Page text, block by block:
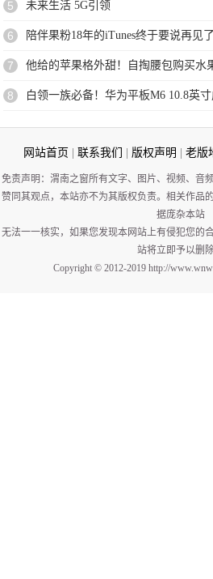
5 未来生活 5G引领
6 陪伴果粉18年的iTunes终于要说再见了
7 他给的苹果格外甜！自掏腰包购买水
8 白领一族必备！华为平板M6 10.8英
网站首页 联系我们 版权声明 老版
免责声明：渭南之窗所有文字、图片、视频、音
赞同其观点，本站亦不为其版权负责。相关作品
据庞杂本站
无法一一核实，如果您发现本网站上有侵犯您的
站将立即予以删除
Copyright © 2012-2019 http://